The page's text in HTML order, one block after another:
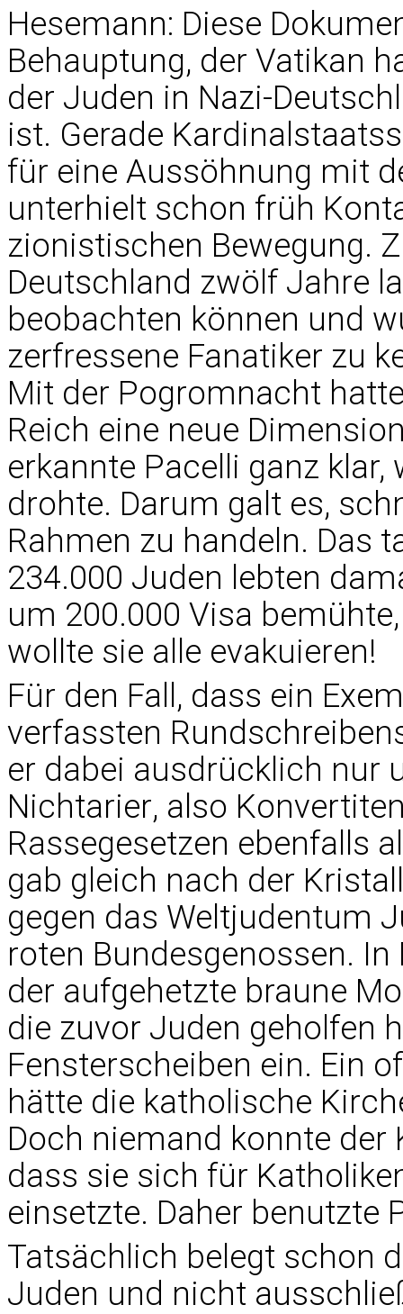
Hesemann: Diese
Behauptung, der Vatikan
der Juden in Nazi-
ist. Gerade
für eine Aussöhnung mit
unterhielt schon früh
zionistischen Bewegung.
Deutschland zwölf Jahre
beobachten können und
zerfressene Fanatiker zu
Mit der Pogromnacht
Reich eine neue
erkannte Pacelli ganz
drohte. Darum galt es,
Rahmen zu handeln. Das
234.000 Juden lebten
um 200.000 Visa
wollte sie alle evakuieren!
Für den Fall, dass ein
verfassten
er dabei ausdrücklich nur
Nichtarier, also
Rassegesetzen ebenfalls
gab gleich nach der
gegen das Weltjudentum
roten Bundesgenossen.
der aufgehetzte braune
die zuvor Juden geholfen
Fensterscheiben ein. Ein
hätte die katholische
Doch niemand konnte
dass sie sich für
einsetzte. Daher benutzte
Tatsächlich belegt schon
Juden und nicht